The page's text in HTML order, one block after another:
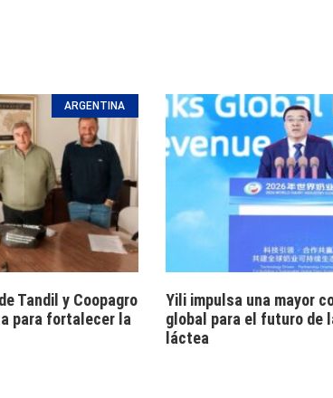
ARGENTINA
Tandil y Coopagro
para fortalecer la
Yili impulsa una mayor
global para el futuro de
láctea